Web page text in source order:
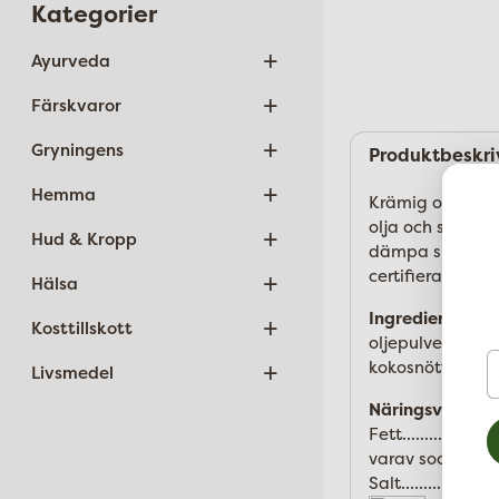
Kategorier
Ayurveda +
Färskvaror +
Gryningens +
Hemma +
Hud & Kropp +
Hälsa +
Kosttillskott +
Livsmedel +
Krämig och
olja och
dämpa suget
certifierat.
Ingredienser:
oljepulver med
kokosnötter).
Näringsvärde
Fett..........51 g
varav
Salt..........0 g